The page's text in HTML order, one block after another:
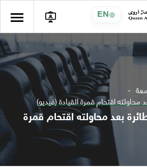
EN
محاولته اقتحام قمرة القيادة (فيديو)
بعد محاولته اقتحام قمرة